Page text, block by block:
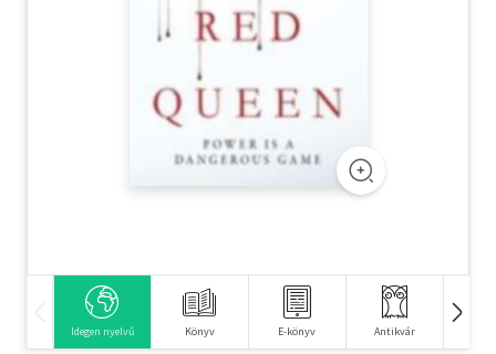
Szótár, nyelvkönyv
Tankönyv, segédkönyv
Társadalomtudomány
Természettudomány
Vallás
Idegen nyelvű Könyv E-könyv Antikvár